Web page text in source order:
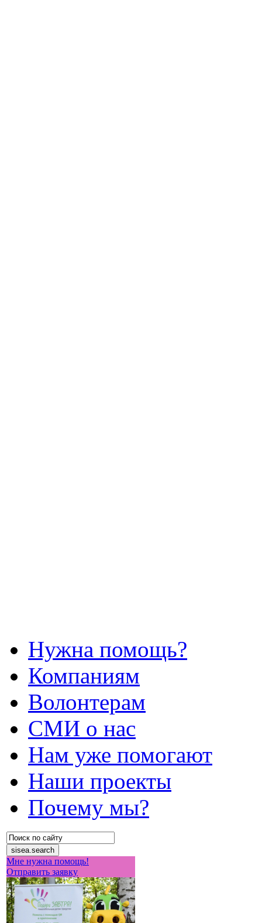
Нужна помощь?
Компаниям
Волонтерам
СМИ о нас
Нам уже помогают
Наши проекты
Почему мы?
Мне нужна помощь!
Отправить заявку